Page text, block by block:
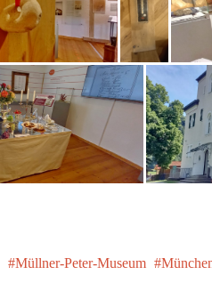
Müllner-Peter-Museum